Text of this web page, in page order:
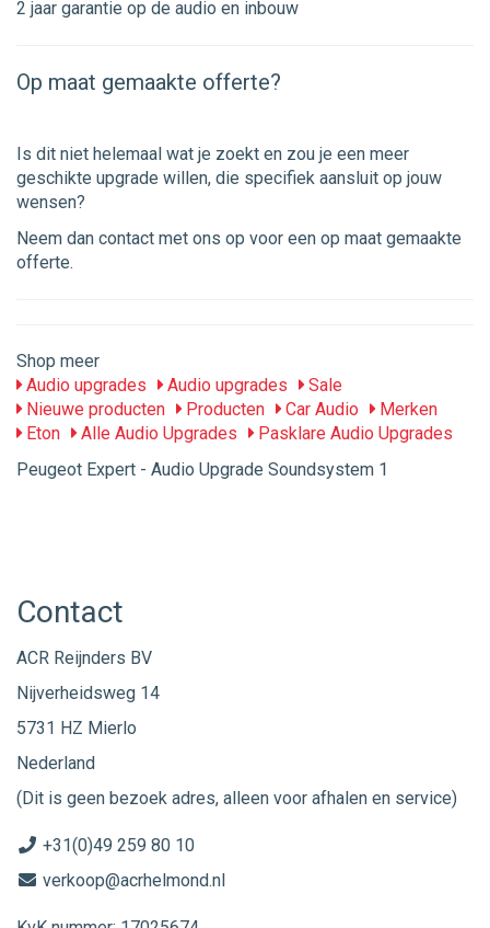
2 jaar garantie op de audio en inbouw
Op maat gemaakte offerte?
Is dit niet helemaal wat je zoekt en zou je een meer
geschikte upgrade willen, die specifiek aansluit op jouw
wensen?
Neem dan contact met ons op voor een op maat gemaakte
offerte.
Shop meer
Audio upgrades
Audio upgrades
Sale
Nieuwe producten
Producten Car Audio
Merken
Eton
Alle Audio Upgrades
Pasklare Audio Upgrades
Peugeot Expert - Audio Upgrade Soundsystem 1
Contact
ACR Reijnders BV
Nijverheidsweg 14
5731 HZ Mierlo
Nederland
(Dit is geen bezoek adres, alleen voor afhalen en service)
+31(0)49 259 80 10
verkoop@acrhelmond.nl